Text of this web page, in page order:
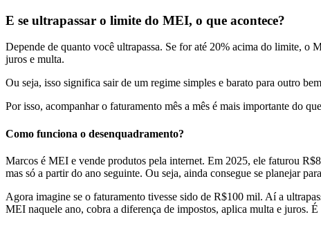
E se ultrapassar o limite do MEI, o que acontece?
Depende de quanto você ultrapassa. Se for até 20% acima do limite, o
juros e multa.
Ou seja, isso significa sair de um regime simples e barato para outro
Por isso, acompanhar o faturamento mês a mês é mais importante do
Como funciona o desenquadramento?
Marcos é MEI e vende produtos pela internet. Em 2025, ele faturou
mas só a partir do ano seguinte. Ou seja, ainda consegue se planejar
Agora imagine se o faturamento tivesse sido de R$100 mil. Aí a
MEI naquele ano, cobra a diferença de impostos, aplica multa e juros.